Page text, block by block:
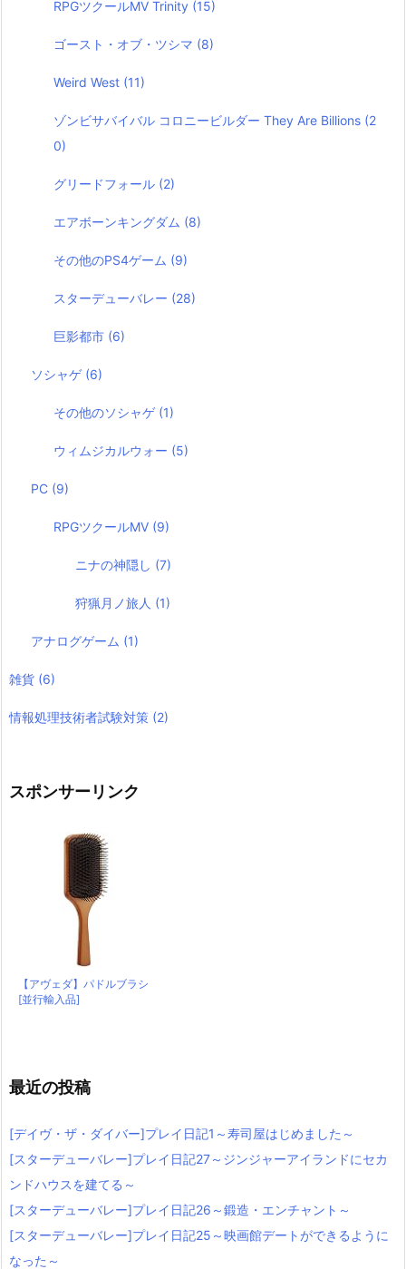
RPGツクールMV Trinity (15)
ゴースト・オブ・ツシマ (8)
Weird West (11)
ゾンビサバイバル コロニービルダー They Are Billions (2
0)
グリードフォール (2)
エアボーンキングダム (8)
その他のPS4ゲーム (9)
スターデューバレー (28)
巨影都市 (6)
ソシャゲ (6)
その他のソシャゲ (1)
ウィムジカルウォー (5)
PC (9)
RPGツクールMV (9)
ニナの神隠し (7)
狩猟月ノ旅人 (1)
アナログゲーム (1)
雑貨 (6)
情報処理技術者試験対策 (2)
スポンサーリンク
【アヴェダ】パドルブラシ
[並行輸入品]
最近の投稿
[デイヴ・ザ・ダイバー]プレイ日記1～寿司屋はじめました～
[スターデューバレー]プレイ日記27～ジンジャーアイランドにセカ
ンドハウスを建てる～
[スターデューバレー]プレイ日記26～鍛造・エンチャント～
[スターデューバレー]プレイ日記25～映画館デートができるように
なった～